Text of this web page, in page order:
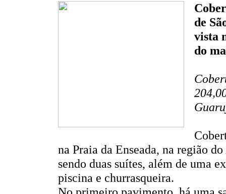
de
vista
do
na Praia da Enseada, na região
sendo duas suítes, além de uma
piscina e churrasqueira.